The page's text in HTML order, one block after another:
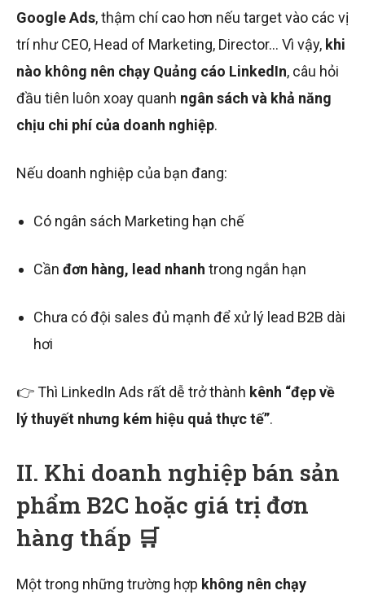
Google Ads, thậm chí cao hơn nếu target vào các vị
trí như CEO, Head of Marketing, Director… Vì vậy, khi
nào không nên chạy Quảng cáo LinkedIn, câu hỏi
đầu tiên luôn xoay quanh ngân sách và khả năng
chịu chi phí của doanh nghiệp.
Nếu doanh nghiệp của bạn đang:
Có ngân sách Marketing hạn chế
Cần đơn hàng, lead nhanh trong ngắn hạn
Chưa có đội sales đủ mạnh để xử lý lead B2B dài
hơi
👉 Thì LinkedIn Ads rất dễ trở thành kênh “đẹp về
lý thuyết nhưng kém hiệu quả thực tế”.
II. Khi doanh nghiệp bán sản
phẩm B2C hoặc giá trị đơn
hàng thấp 🛒
Một trong những trường hợp không nên chạy